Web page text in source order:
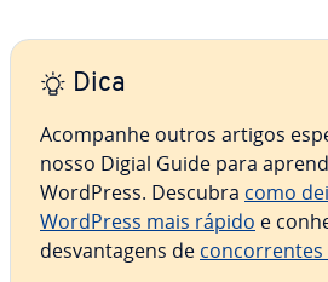
Dica
Acompanhe outros artigos
nosso Digial Guide para
WordPress. Descubra como
WordPress mais rápido e
des­van­ta­gens de con­cor­ren­tes